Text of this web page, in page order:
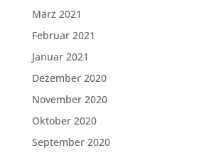
März 2021
Februar 2021
Januar 2021
Dezember 2020
November 2020
Oktober 2020
September 2020